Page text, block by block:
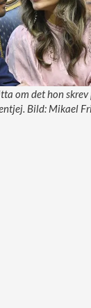
om det hon
Bild: Mikael